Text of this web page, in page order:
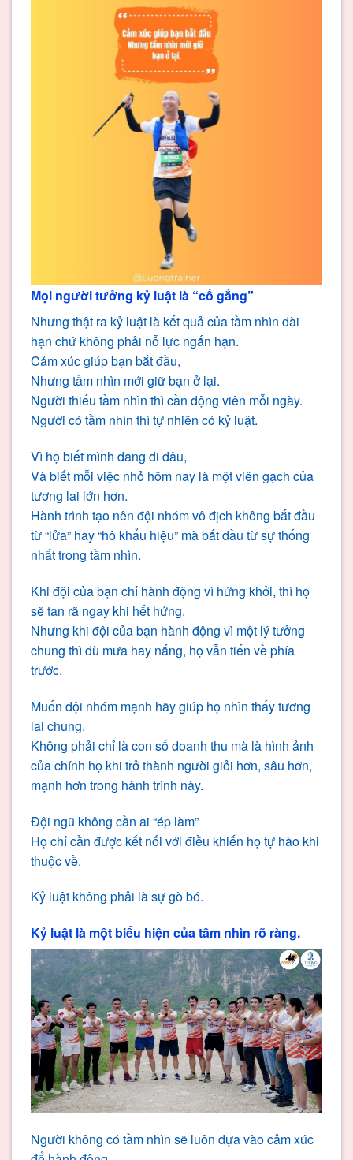
Mọi người tưởng kỷ luật là “cố gắng”
Nhưng thật ra kỷ luật là kết quả của tầm nhìn dài
hạn chứ không phải nỗ lực ngắn hạn.
Cảm xúc giúp bạn bắt đầu,
Nhưng tầm nhìn mới giữ bạn ở lại.
Người thiếu tầm nhìn thì cần động viên mỗi ngày.
Người có tầm nhìn thì tự nhiên có kỷ luật.
Vì họ biết mình đang đi đâu,
Và biết mỗi việc nhỏ hôm nay là một viên gạch của
tương lai lớn hơn.
Hành trình tạo nên đội nhóm vô địch không bắt đầu
từ “lửa” hay “hô khẩu hiệu” mà bắt đầu từ sự thống
nhất trong tầm nhìn.
Khi đội của bạn chỉ hành động vì hứng khởi, thì họ
sẽ tan rã ngay khi hết hứng.
Nhưng khi đội của bạn hành động vì một lý tưởng
chung thì dù mưa hay nắng, họ vẫn tiến về phía
trước.
Muốn đội nhóm mạnh hãy giúp họ nhìn thấy tương
lai chung.
Không phải chỉ là con số doanh thu mà là hình ảnh
của chính họ khi trở thành người giỏi hơn, sâu hơn,
mạnh hơn trong hành trình này.
Đội ngũ không cần ai “ép làm”
Họ chỉ cần được kết nối với điều khiến họ tự hào khi
thuộc về.
Kỷ luật không phải là sự gò bó.
Kỷ luật là một biểu hiện của tầm nhìn rõ ràng.
Người không có tầm nhìn sẽ luôn dựa vào cảm xúc